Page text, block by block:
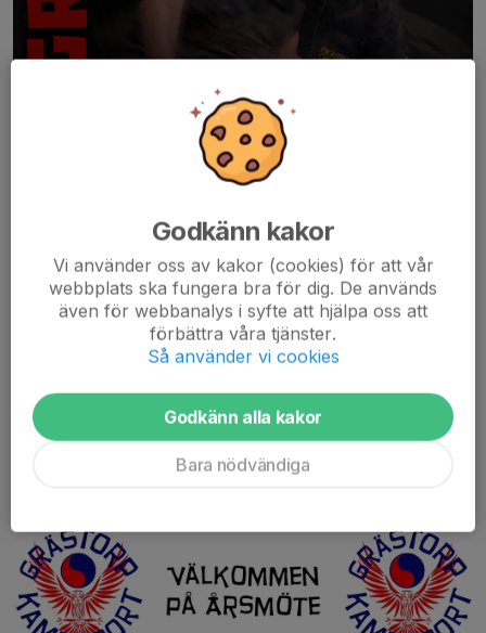
Nu på lördag 25/4 är det dags för årets Vårfight i Kickboxning!
24 fighters från 9 olika klubbar kommer till Grästorp och gör upp.
Från hemmaklubben tävlar Yehor Barannyk mot Marko
Läs mer
Välkommen på årsmöte
Godkänn kakor
Vi använder oss av kakor (cookies) för att vår
webbplats ska fungera bra för dig. De används
även för webbanalys i syfte att hjälpa oss att
förbättra våra tjänster.
Så använder vi cookies
Godkänn alla kakor
Bara nödvändiga